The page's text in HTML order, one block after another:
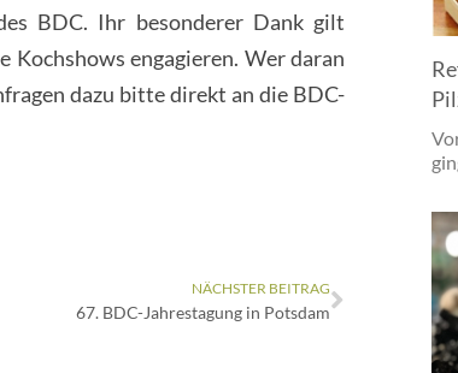
BDC. Ihr besonderer Dank gilt
engagieren. Wer daran
dazu bitte direkt an die BDC-
NÄCHSTER BEITRAG
67. BDC-Jahrestagung in Potsdam